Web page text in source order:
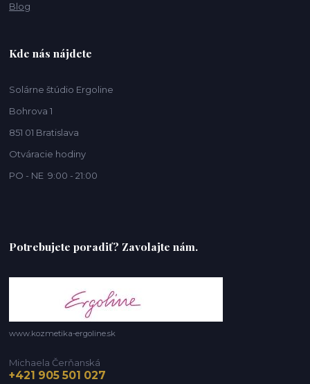
Blog
Kde nás nájdete
Solárne štúdio Ergoline
Bohrova 1
851 01 Bratislava
Otváracie hodiny
PO - NE 9:00 - 21:00
Potrebujete poradiť? Zavolajte nám.
www.kozmetika-ergoline.sk
Michaela Čerňanská
+421 905 501 027